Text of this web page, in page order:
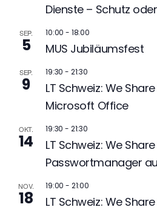
Dienste – Schutz
SEP.
5
10:00 - 18:00
MUS Jubiläumsfest
SEP.
9
19:30 - 21:30
LT Schweiz: We
Microsoft Office
OKT.
14
19:30 - 21:30
LT Schweiz: We
Passwortmanager
NOV.
18
19:00 - 21:00
LT Schweiz: We